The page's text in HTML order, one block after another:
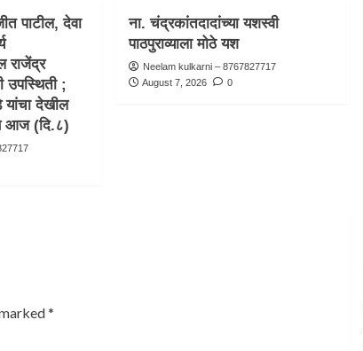
पाटील, देवा
राजेंद्र
उपस्थिती ;
यांचा देखील
आज (दि.८)
ना. चंद्रकांतदादांच्या यशस्वी
पाठपुराव्याला मोठे यश
Neelam kulkarni – 8767827717
August 7, 2026
0
*